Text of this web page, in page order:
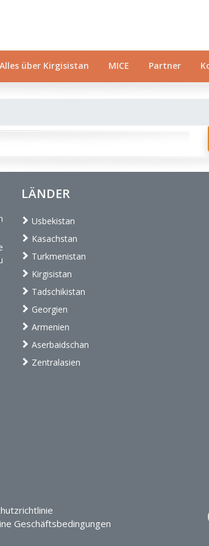
Alles über Kirgisistan MICE Partner
LÄNDER
Usbekistan
Kasachstan
Turkmenistan
Kirgisistan
Tadschikistan
Georgien
Armenien
Aserbaidschan
Zentralasien
Geschäftsbedingungen